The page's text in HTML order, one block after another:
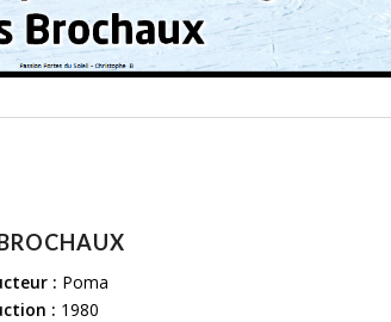
: Poma
: 1980